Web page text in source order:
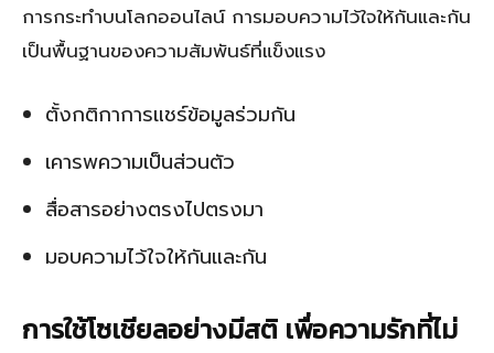
การกระทำบนโลกออนไลน์ การมอบความไว้ใจให้กันและกัน
เป็นพื้นฐานของความสัมพันธ์ที่แข็งแรง
ตั้งกติกาการแชร์ข้อมูลร่วมกัน
เคารพความเป็นส่วนตัว
สื่อสารอย่างตรงไปตรงมา
มอบความไว้ใจให้กันและกัน
การใช้โซเชียลอย่างมีสติ เพื่อความรักที่ไม่